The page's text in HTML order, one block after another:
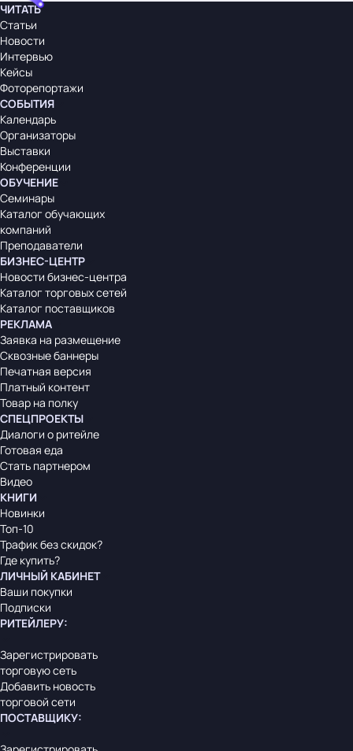
ЧИТАТЬ
Статьи
Новости
Интервью
Кейсы
Фоторепортажи
СОБЫТИЯ
Календарь
Организаторы
Выставки
Конференции
ОБУЧЕНИЕ
Семинары
Каталог обучающих
компаний
Преподаватели
БИЗНЕС-ЦЕНТР
Новости бизнес-центра
Каталог торговых сетей
Каталог поставщиков
РЕКЛАМА
Заявка на размещение
Сквозные баннеры
Печатная версия
Платный контент
Товар на полку
СПЕЦПРОЕКТЫ
Диалоги о ритейле
Готовая еда
Стать партнером
Видео
КНИГИ
Новинки
Топ-10
Трафик без скидок?
Где купить?
ЛИЧНЫЙ КАБИНЕТ
Ваши покупки
Подписки
РИТЕЙЛЕРУ:
Зарегистрировать
торговую сеть
Добавить новость
торговой сети
ПОСТАВЩИКУ: